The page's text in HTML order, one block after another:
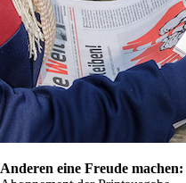
Anderen eine Freude machen: